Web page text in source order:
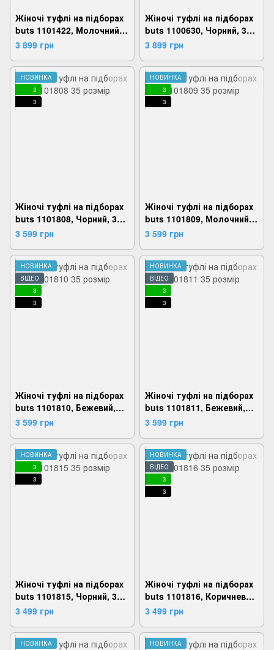
Жіночі туфлі на підборах
buts 1101422, Молочний,
35, 2999860772159
3 899 грн
Жіночі туфлі на підборах
buts 1100630, Чорний, 36,
2999860710519
3 899 грн
НОВИНКА
3
3
Жіночі туфлі на підборах
buts 1101808, Чорний, 35,
2924180806734
3 599 грн
НОВИНКА
3
3
Жіночі туфлі на підборах
buts 1101809, Молочний,
35, 2924180806796
3 599 грн
НОВИНКА
ВІДЕО
3
3
Жіночі туфлі на підборах
buts 1101810, Бежевий,
35, 2924180806857
3 599 грн
НОВИНКА
ВІДЕО
3
3
Жіночі туфлі на підборах
buts 1101811, Бежевий,
35, 2924180806918
3 599 грн
НОВИНКА
3
3
Жіночі туфлі на підборах
buts 1101815, Чорний, 35,
2924180807168
3 499 грн
НОВИНКА
ВІДЕО
3
3
Жіночі туфлі на підборах
buts 1101816, Коричневий,
35, 2924180807229
3 499 грн
НОВИНКА
НОВИНКА